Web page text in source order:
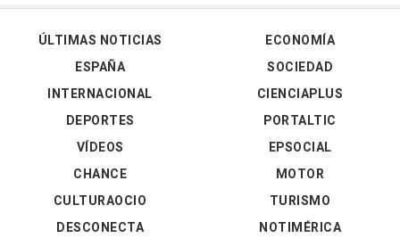
ÚLTIMAS NOTICIAS
ESPAÑA
INTERNACIONAL
DEPORTES
VÍDEOS
ECONOMÍA
SOCIEDAD
CIENCIAPLUS
PORTALTIC
EPSOCIAL
CHANCE
CULTURAOCIO
DESCONECTA
MOTOR
TURISMO
NOTIMÉRICA